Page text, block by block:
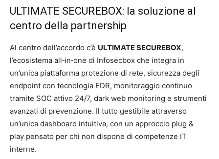
ULTIMATE SECUREBOX: la soluzione al
centro della partnership
Al centro dell’accordo c’è ULTIMATE SECUREBOX,
l’ecosistema all‑in‑one di Infosecbox che integra in
un’unica piattaforma protezione di rete, sicurezza degli
endpoint con tecnologia EDR, monitoraggio continuo
tramite SOC attivo 24/7, dark web monitoring e strumenti
avanzati di prevenzione. Il tutto gestibile attraverso
un’unica dashboard intuitiva, con un approccio plug &
play pensato per chi non dispone di competenze IT
interne.